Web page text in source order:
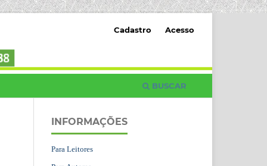
BUSCAR
Cadastro Acesso
INFORMAÇÕES
Para Leitores